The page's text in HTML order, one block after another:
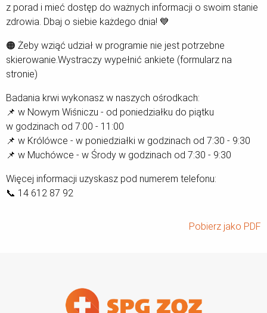
z porad i mieć dostęp do ważnych informacji o swoim stanie
zdrowia. Dbaj o siebie każdego dnia! 💙
🟠 Żeby wziąć udział w programie nie jest potrzebne
skierowanie.Wystraczy wypełnić ankiete (formularz na
stronie)
Badania krwi wykonasz w naszych ośrodkach:
📌 w Nowym Wiśniczu - od poniedziałku do piątku
w godzinach od 7:00 - 11:00
📌 w Królówce - w poniedziałki w godzinach od 7:30 - 9:30
📌 w Muchówce - w Środy w godzinach od 7:30 - 9:30
Więcej informacji uzyskasz pod numerem telefonu:
📞 14 612 87 92
Pobierz jako PDF